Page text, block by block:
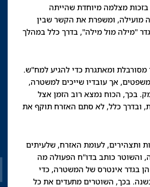
בזכות מצלמה מיוחדת שהייתה
מועילה, ומשפרת את הקשר שבין
"מילה מול מילה", בדרך כלל במהלך
מסורבלת ומאתגרת כדי להגיע למח"ש.
אך עובדיו שייכים למשטרה,
בכך, הכוח נמצא רוב הזמן אצל
ובדרך כלל, לא סתם האזרח תוקף את
ותצהירים, לעומת האזרח, שלעיתים
והשוטר כותב בדו"ח הפעולה מה
בגדר אינטרס של המשטרה, כדי
בכך, השוטרים מתעדים את כל